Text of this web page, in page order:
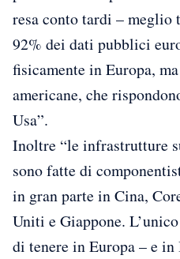
resa conto tardi – meglio
92% dei dati pubblici
fisicamente in Europa,
americane, che
Usa”.
Inoltre “le infrastrutture
sono fatte di
in gran parte in Cina,
Uniti e Giappone.
di tenere in Europa – e